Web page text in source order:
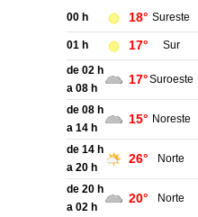
00 h 18° Sureste
01 h 17° Sur
de 02 h
a 08 h
17°Suroeste
de 08 h
a 14 h
15° Noreste
de 14 h
a 20 h
26° Norte
de 20 h
a 02 h
20° Norte